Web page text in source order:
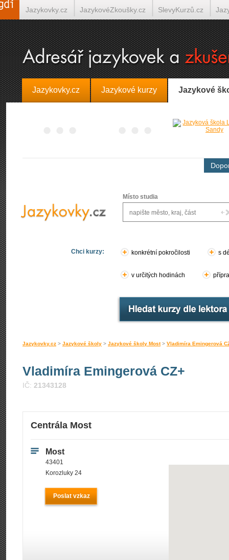
Jazykovky.cz Jazykové kurzy Jazykové
Místo studia
Chci kurzy: konkrétní pokročilosti s
v určitých hodinách
Jazykovky.cz > Jazykové školy > Jazykové školy Most> Vladimíra Emingerová
Vladimíra Emingerová CZ+
IČ: 21343128
Centrála Most
Most
43401
Korozluky 24
Poslat vzkaz
Jazykovky.cz JazykovéZkoušky.cz SlevyKurzů.cz
Španělština on-line Italština on-line Tlumočení-